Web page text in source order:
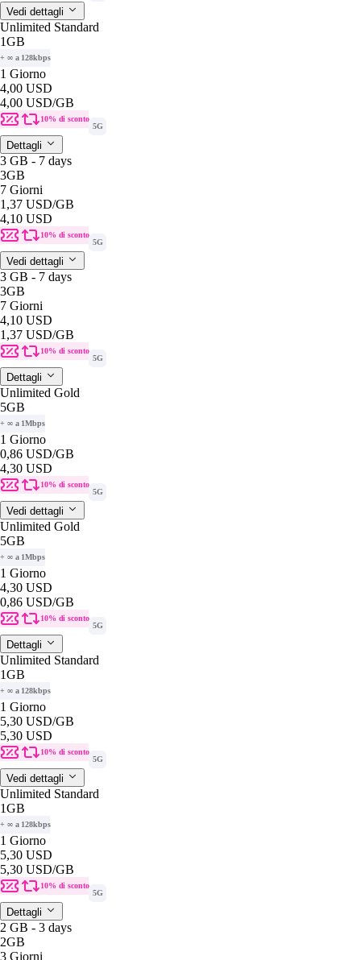
Vedi dettagli
Unlimited Standard
1GB
+ ∞ a 128kbps
1 Giorno
4,00 USD
4,00 USD/GB
10% di sconto
5G
Dettagli
3 GB - 7 days
3GB
7 Giorni
1,37 USD/GB
4,10 USD
10% di sconto
5G
Vedi dettagli
3 GB - 7 days
3GB
7 Giorni
4,10 USD
1,37 USD/GB
10% di sconto
5G
Dettagli
Unlimited Gold
5GB
+ ∞ a 1Mbps
1 Giorno
0,86 USD/GB
4,30 USD
10% di sconto
5G
Vedi dettagli
Unlimited Gold
5GB
+ ∞ a 1Mbps
1 Giorno
4,30 USD
0,86 USD/GB
10% di sconto
5G
Dettagli
Unlimited Standard
1GB
+ ∞ a 128kbps
1 Giorno
5,30 USD/GB
5,30 USD
10% di sconto
5G
Vedi dettagli
Unlimited Standard
1GB
+ ∞ a 128kbps
1 Giorno
5,30 USD
5,30 USD/GB
10% di sconto
5G
Dettagli
2 GB - 3 days
2GB
3 Giorni